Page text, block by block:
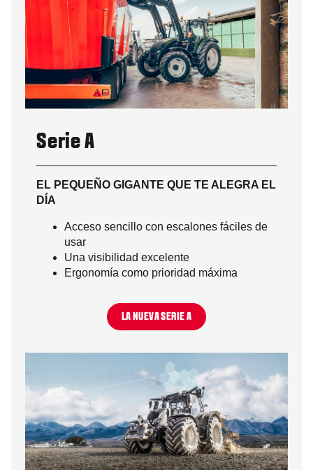
Serie A
EL PEQUEÑO GIGANTE QUE TE ALEGRA EL
DÍA
Acceso sencillo con escalones fáciles de
usar
Una visibilidad excelente
Ergonomía como prioridad máxima
LA NUEVA SERIE A